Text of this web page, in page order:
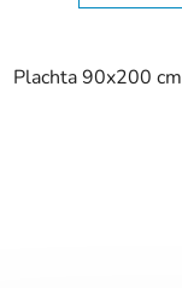
Plachta 90x200 cm